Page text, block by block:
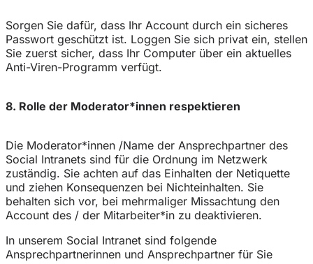
Sorgen Sie dafür, dass Ihr Account durch ein sicheres
Passwort geschützt ist. Loggen Sie sich privat ein, stellen
Sie zuerst sicher, dass Ihr Computer über ein aktuelles
Anti-Viren-Programm verfügt.
8. Rolle der Moderator*innen respektieren
Die Moderator*innen /Name der Ansprechpartner des
Social Intranets sind für die Ordnung im Netzwerk
zuständig. Sie achten auf das Einhalten der Netiquette
und ziehen Konsequenzen bei Nichteinhalten. Sie
behalten sich vor, bei mehrmaliger Missachtung den
Account des / der Mitarbeiter*in zu deaktivieren.
In unserem Social Intranet sind folgende
Ansprechpartnerinnen und Ansprechpartner für Sie